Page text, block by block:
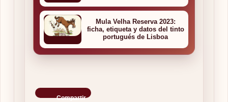
Mula Velha Reserva 2023:
ficha, etiqueta y datos del tinto
portugués de Lisboa
Compartir